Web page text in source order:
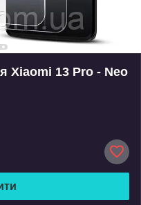
Xiaomi 13 Pro - Neo